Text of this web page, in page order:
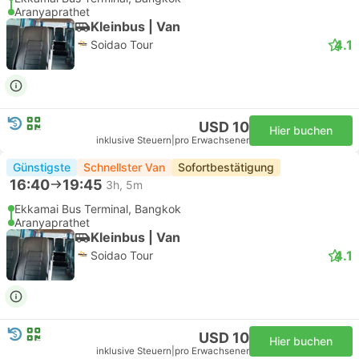
Aranyaprathet
Kleinbus | Van
Soidao Tour 4.1
USD 10
inklusive Steuern pro Erwachsener
Hier buchen
Günstigste Schnellster Van Sofortbestätigung
16:40 19:45 3h, 5m
Ekkamai Bus Terminal, Bangkok
Aranyaprathet
Kleinbus | Van
Soidao Tour 4.1
USD 10
inklusive Steuern pro Erwachsener
Hier buchen